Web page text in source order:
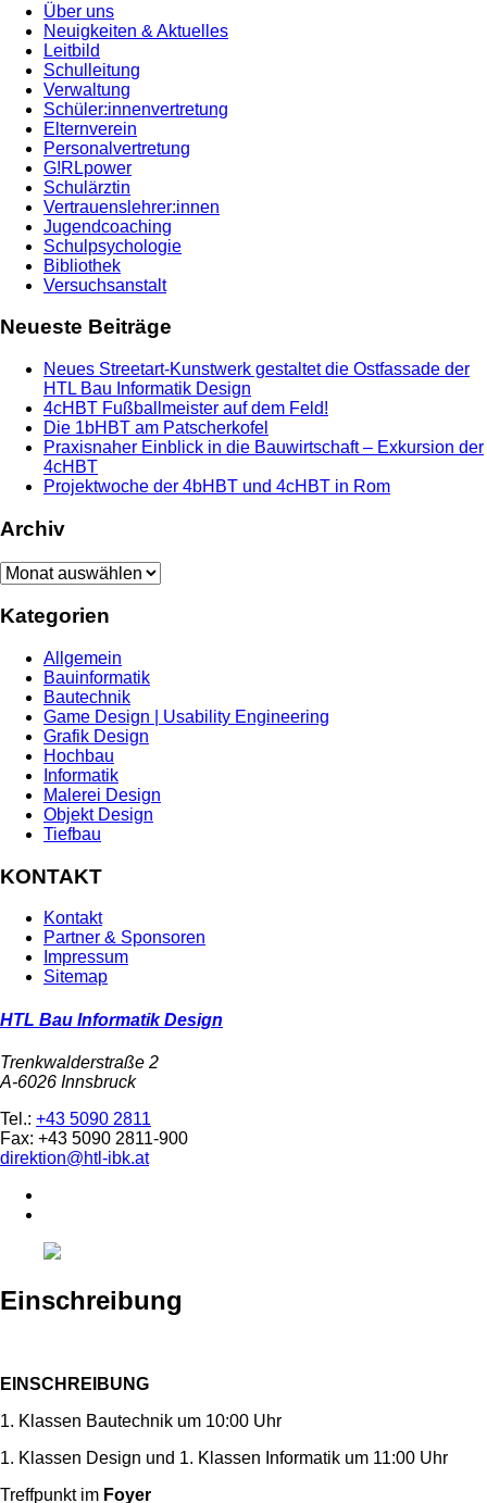
Über uns
Neuigkeiten & Aktuelles
Leitbild
Schulleitung
Verwaltung
Schüler:innenvertretung
Elternverein
Personalvertretung
G!RLpower
Schulärztin
Vertrauenslehrer:innen
Jugendcoaching
Schulpsychologie
Bibliothek
Versuchsanstalt
Neueste Beiträge
Neues Streetart-Kunstwerk gestaltet die Ostfassade der
HTL Bau Informatik Design
4cHBT Fußballmeister auf dem Feld!
Die 1bHBT am Patscherkofel
Praxisnaher Einblick in die Bauwirtschaft – Exkursion der
4cHBT
Projektwoche der 4bHBT und 4cHBT in Rom
Archiv
Archiv
Kategorien
Allgemein
Bauinformatik
Bautechnik
Game Design | Usability Engineering
Grafik Design
Hochbau
Informatik
Malerei Design
Objekt Design
Tiefbau
KONTAKT
Kontakt
Partner & Sponsoren
Impressum
Sitemap
HTL Bau Informatik Design
Trenkwalderstraße 2
A-6026 Innsbruck
Tel.: +43 5090 2811
Fax: +43 5090 2811-900
direktion@htl-ibk.at
Einschreibung
EINSCHREIBUNG
1. Klassen Bautechnik um 10:00 Uhr
1. Klassen Design und 1. Klassen Informatik um 11:00 Uhr
Treffpunkt im Foyer